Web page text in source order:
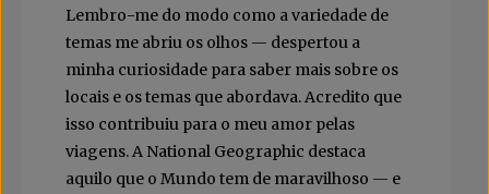
Lembro-me do modo como a variedade de
temas me abriu os olhos — despertou a
minha curiosidade para saber mais sobre os
locais e os temas que abordava. Acredito que
isso contribuiu para o meu amor pelas
viagens. A National Geographic destaca
aquilo que o Mundo tem de maravilhoso — e